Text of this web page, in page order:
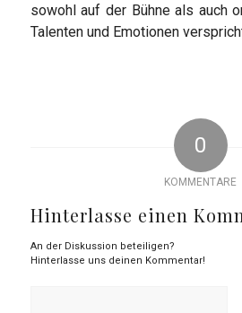
sowohl auf der Bühne als auch
Talenten und Emotionen
0
KOMMENTARE
Hinterlasse einen
An der Diskussion beteiligen?
Hinterlasse uns deinen Kommentar!